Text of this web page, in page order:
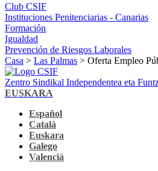
Club CSIF
Instituciones Penitenciarias - Canarias
Formación
Igualdad
Prevención de Riesgos Laborales
Casa > Las Palmas > Oferta Empleo
Zentro Sindikal Independentea eta
EUSKARA
Español
Català
Euskara
Galego
Valencià